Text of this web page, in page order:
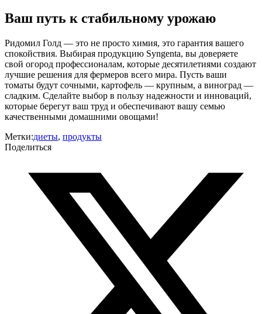
Ваш путь к стабильному урожаю
Ридомил Голд — это не просто химия, это гарантия вашего
спокойствия. Выбирая продукцию Syngenta, вы доверяете
свой огород профессионалам, которые десятилетиями создают
лучшие решения для фермеров всего мира. Пусть ваши
томаты будут сочными, картофель — крупным, а виноград —
сладким. Сделайте выбор в пользу надежности и инноваций,
которые берегут ваш труд и обеспечивают вашу семью
качественными домашними овощами!
Метки:диеты, продукты
Поделиться